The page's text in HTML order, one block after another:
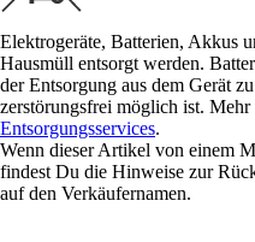
Elektrogeräte, Batterien, Akkus
Hausmüll entsorgt werden.
der Entsorgung aus dem Gerät
zerstörungsfrei möglich ist.
Entsorgungsservices.
Wenn dieser Artikel von einem
findest Du die Hinweise zur
auf den Verkäufernamen.